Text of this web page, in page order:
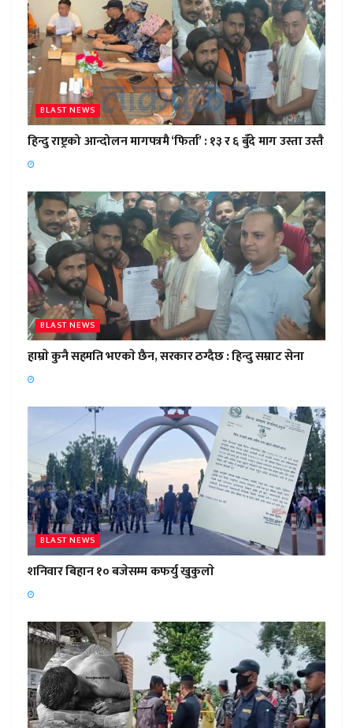
BLAST NEWS
हिन्दु राष्ट्रको आन्दोलन मागपत्रमै ‘फिर्ता’ : १३ र ६ बुँदे माग उस्ता उस्तै
BLAST NEWS
हाम्राे कुनै सहमति भएकाे छैन, सरकार ठग्दैछ : हिन्दु सम्राट सेना
BLAST NEWS
शनिवार बिहान १० बजेसम्म कफर्यु खुकुलाे